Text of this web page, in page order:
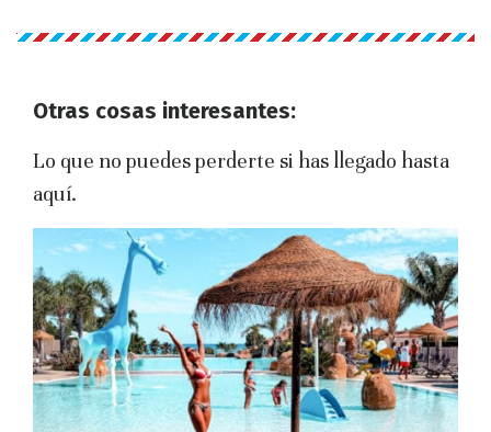
Otras cosas interesantes:
Lo que no puedes perderte si has llegado hasta
aquí.